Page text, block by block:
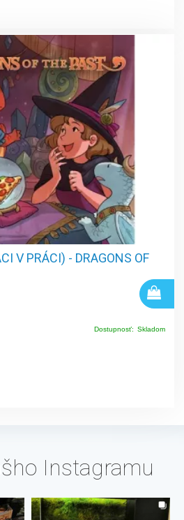
V PRÁCI) - DRAGONS OF
Dostupnosť: Skladom
Instagramu